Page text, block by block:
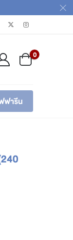
0
ฟารีน